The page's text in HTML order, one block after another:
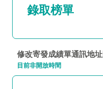
錄取榜單
修改寄發成績單通訊地址
目前非開放時間